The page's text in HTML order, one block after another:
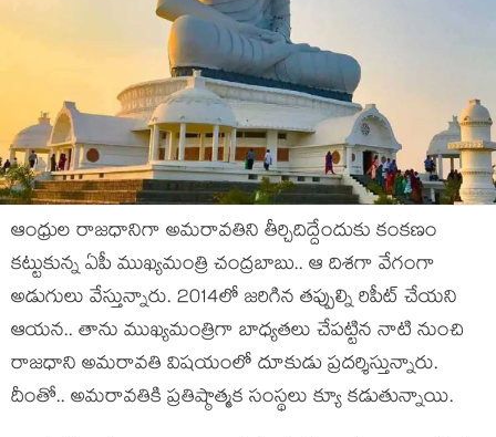
ఆంధ్రుల రాజధానిగా అమరావతిని తీర్చిదిద్దేందుకు కంకణం
కట్టుకున్న ఏపీ ముఖ్యమంత్రి చంద్రబాబు.. ఆ దిశగా వేగంగా
అడుగులు వేస్తున్నారు. 2014లో జరిగిన తప్పుల్ని రిపీట్ చేయని
ఆయన.. తాను ముఖ్యమంత్రిగా బాధ్యతలు చేపట్టిన నాటి నుంచి
రాజధాని అమరావతి విషయంలో దూకుడు ప్రదర్శిస్తున్నారు.
దీంతో.. అమరావతికి ప్రతిష్ఠాత్మక సంస్థలు క్యూ కడుతున్నాయి.